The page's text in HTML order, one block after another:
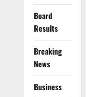
Board
Results
Breaking
News
Business